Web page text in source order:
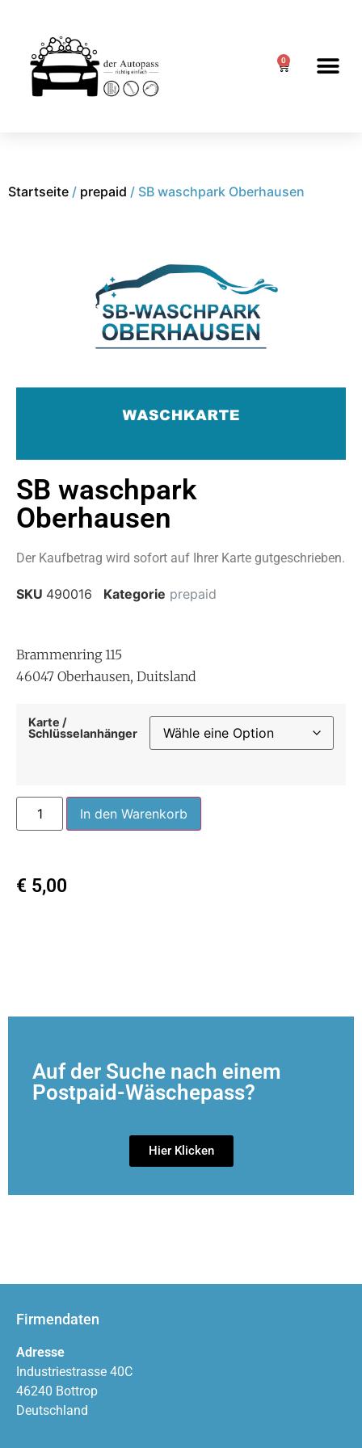
0
Startseite / prepaid / SB waschpark Oberhausen
SB waschpark
Oberhausen
Der Kaufbetrag wird sofort auf Ihrer Karte gutgeschrieben.
SKU 490016 Kategorie prepaid
Brammenring 115
46047 Oberhausen, Duitsland
Karte /
Schlüsselanhänger
In den Warenkorb
€ 5,00
Auf der Suche nach einem
Postpaid-Wäschepass?
Hier Klicken
Firmendaten
Adresse
Industriestrasse 40C
46240 Bottrop
Deutschland